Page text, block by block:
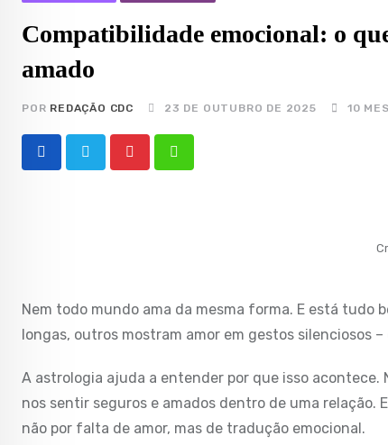
Compatibilidade emocional: o
amado
POR REDAÇÃO CDC 23 DE OUTUBRO DE 2025 10
PinterestWhatsapp
Nem todo mundo ama da mesma forma. E está tudo
longas, outros mostram amor em gestos silenciosos
A astrologia ajuda a entender por que isso acontece.
nos sentir seguros e amados dentro de uma relação.
não por falta de amor, mas de tradução emocional.